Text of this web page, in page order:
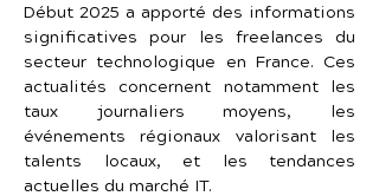
Début 2025 a apporté des informations
significatives pour les freelances du
secteur technologique en France. Ces
actualités concernent notamment les
taux journaliers moyens, les
événements régionaux valorisant les
talents locaux, et les tendances
actuelles du marché IT.